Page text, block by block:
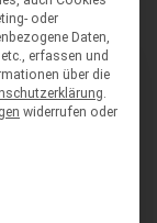
mit
oder
Daten,
erfassen und
über die
.
widerrufen oder
eine